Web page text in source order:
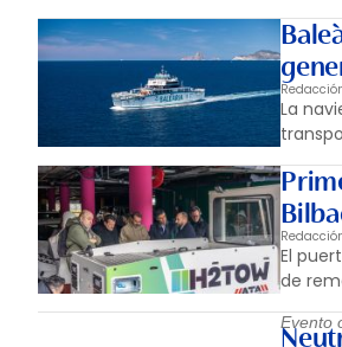
La
El
de
Evento